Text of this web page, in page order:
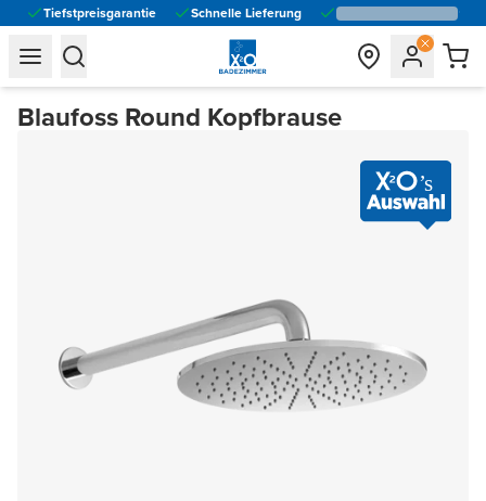
Tiefstpreisgarantie Schnelle Lieferung
general.navigation.toggle_menu.label
general.navigation.toggle_menu.label
Blaufoss Round Kopfbrause